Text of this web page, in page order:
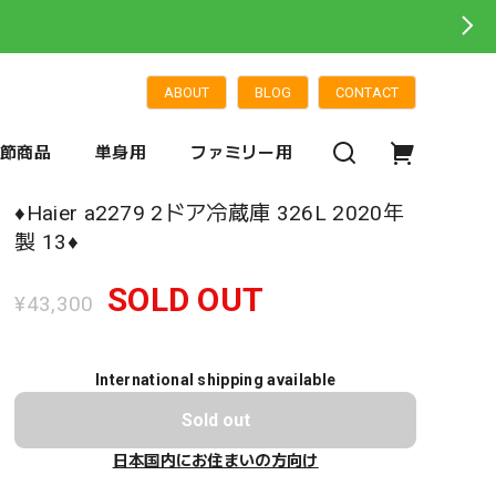
ABOUT BLOG CONTACT
商品 単身用 ファミリー用
♦️Haier a2279 2ドア冷蔵庫 326L 2020年
製 13♦️
¥43,300 SOLD OUT
International shipping available
Sold out
日本国内にお住まいの方向け